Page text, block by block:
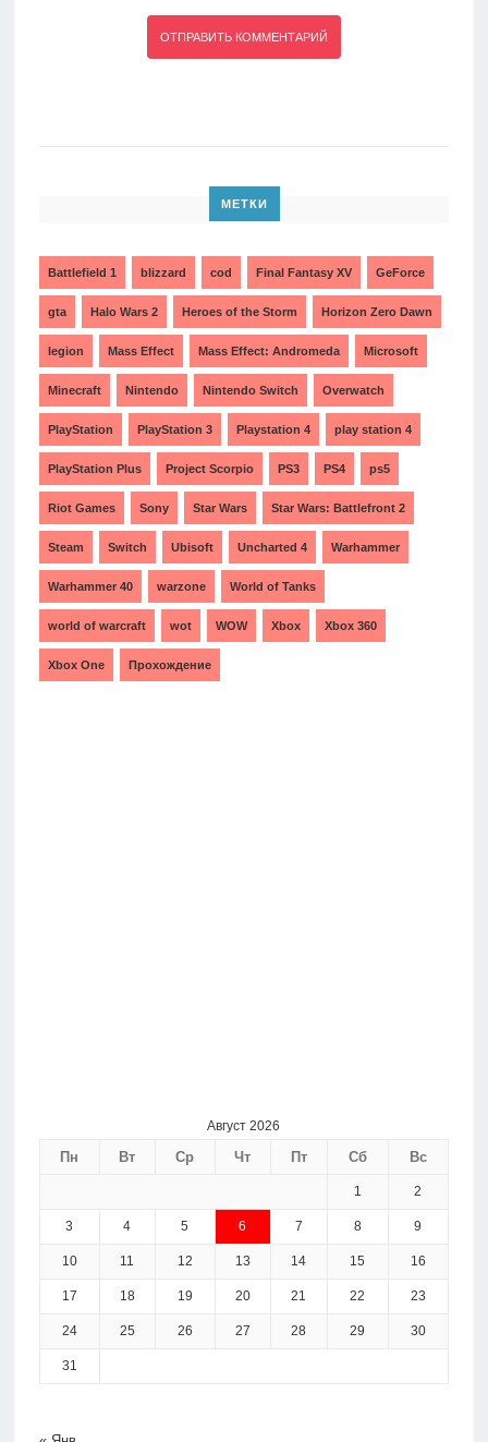
МЕТКИ
Battlefield 1 blizzard cod Final Fantasy XV GeForce
gta Halo Wars 2 Heroes of the Storm Horizon Zero Dawn
legion Mass Effect Mass Effect: Andromeda Microsoft
Minecraft Nintendo Nintendo Switch Overwatch
PlayStation PlayStation 3 Playstation 4 play station 4
PlayStation Plus Project Scorpio PS3 PS4 ps5
Riot Games Sony Star Wars Star Wars: Battlefront 2
Steam Switch Ubisoft Uncharted 4 Warhammer
Warhammer 40 warzone World of Tanks
world of warcraft wot WOW Xbox Xbox 360
Xbox One Прохождение
Август 2026
Пн Вт Ср Чт Пт Сб Вс
1 2
3 4 5 6 7 8 9
10 11 12 13 14 15 16
17 18 19 20 21 22 23
24 25 26 27 28 29 30
31